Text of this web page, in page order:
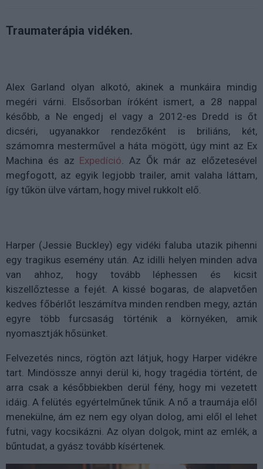
Traumaterápia vidéken.
Alex Garland olyan alkotó, akinek a munkáira mindig
megéri várni. Elsősorban íróként ismert, a 28 nappal
később, a Ne engedj el vagy a 2012-es Dredd is őt
dicséri, ugyanakkor rendezőként is briliáns, két,
számomra mesterművel a háta mögött, úgy mint az Ex
Machina és az Expedíció . Az Ők már az előzetesével
megfogott, az egyik legjobb trailer, amit valaha láttam,
így tűkön ülve vártam, hogy mivel rukkolt elő.
Harper (Jessie Buckley) egy vidéki faluba utazik pihenni
egy tragikus esemény után. Az idilli helyen minden adva
van ahhoz, hogy tovább léphessen és kicsit
kiszellőztesse a fejét. A kissé bogaras, de alapvetően
kedves főbérlőt leszámítva minden rendben megy, aztán
egyre több furcsaság történik a környéken, amik
nyomasztják hősünket.
Felvezetés nincs, rögtön azt látjuk, hogy Harper vidékre
tart. Mindössze annyi derül ki, hogy tragédia történt, de
arra csak a későbbiekben derül fény, hogy mi vezetett
idáig. A felütés egyértelműnek tűnik. A nő a traumája elől
menekülne, ám ez nem egy olyan dolog, ami elől el lehet
futni, vagy kocsikázni. Az olyan dolgok, mint az emlék, a
bűntudat, a gyász tovább kísértenek.